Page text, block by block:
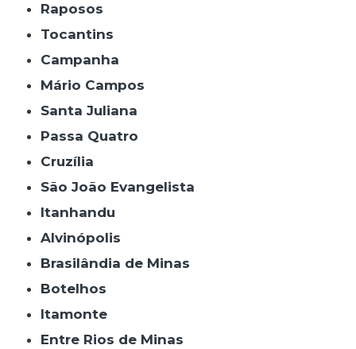
Raposos
Tocantins
Campanha
Mário Campos
Santa Juliana
Passa Quatro
Cruzília
São João Evangelista
Itanhandu
Alvinópolis
Brasilândia de Minas
Botelhos
Itamonte
Entre Rios de Minas